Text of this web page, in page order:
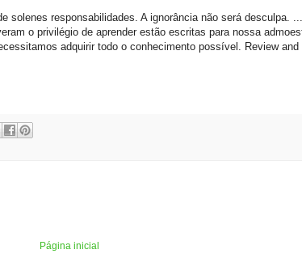
solenes responsabilidades. A ignorância não será desculpa.
o privilégio de aprender estão escritas para nossa
adquirir todo o conhecimento possível. Review and
Página inicial